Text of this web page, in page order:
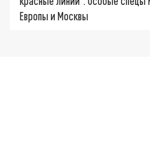
Европы и Москвы